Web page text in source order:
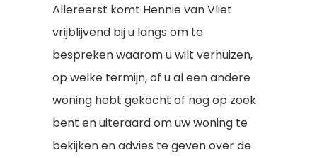
Allereerst komt Hennie van Vliet
vrijblijvend bij u langs om te
bespreken waarom u wilt verhuizen,
op welke termijn, of u al een andere
woning hebt gekocht of nog op zoek
bent en uiteraard om uw woning te
bekijken en advies te geven over de